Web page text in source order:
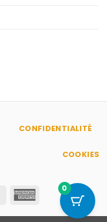
MasterCardAmerican
Express
CONFIDENTIALITÉ
COOKIES
0